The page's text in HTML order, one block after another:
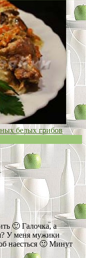
белых грибов
🙂 Галочка, а
У меня мужики
наесться 🙂 Минут